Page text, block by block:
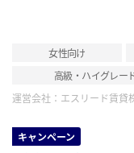
女性向け
高級・ハイグレー
運営会社： エスリード賃貸
キャンペーン